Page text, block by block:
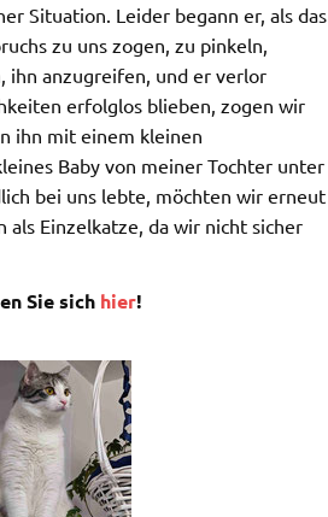
Situation. Leider begann er, als das
zu uns zogen, zu pinkeln,
ihn anzugreifen, und er verlor
erfolglos blieben, zogen wir
ihn mit einem kleinen
Baby von meiner Tochter unter
bei uns lebte, möchten wir erneut
Einzelkatze, da wir nicht sicher
Sie sich hier!